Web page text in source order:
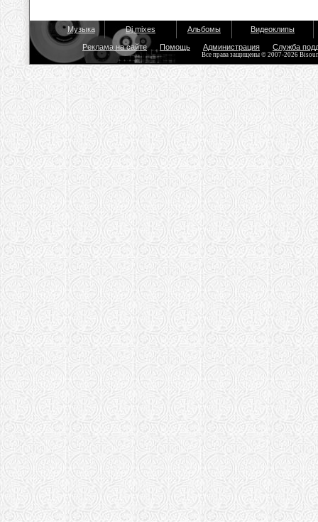
Музыка Dj mixes Альбомы Видеоклипы
Реклама на сайте Помощь Администрация Служба
Все права защищены © 2007-2026